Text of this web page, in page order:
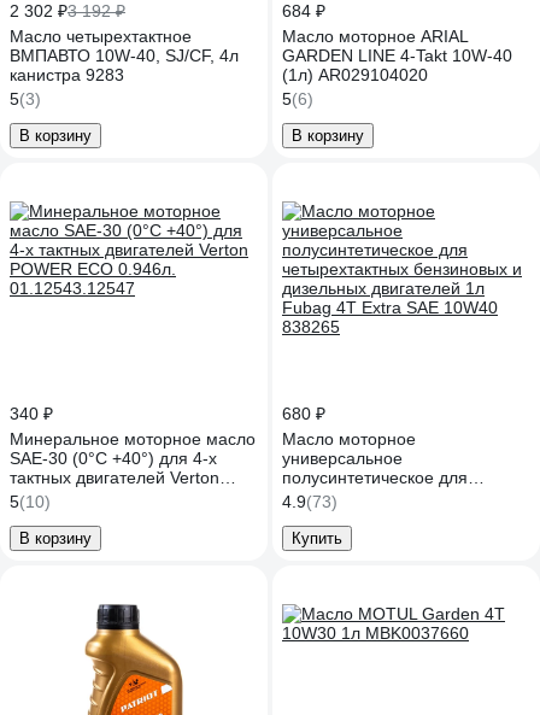
2 302 ₽3 192 ₽
Масло четырехтактное
ВМПАВТО 10W-40, SJ/CF, 4л
канистра 9283
5(3)
В корзину
684 ₽
Масло моторное ARIAL
GARDEN LINE 4-Takt 10W-40
(1л) AR029104020
5(6)
В корзину
340 ₽
Минеральное моторное масло
SAE-30 (0°С +40°) для 4-х
тактных двигателей Verton
POWER ECO 0.946л.
01.12543.12547
5(10)
В корзину
680 ₽
Масло моторное
универсальное
полусинтетическое для
четырехтактных бензиновых и
дизельных двигателей 1л
Fubag 4Т Extra SAE 10W40
838265
4.9(73)
Купить